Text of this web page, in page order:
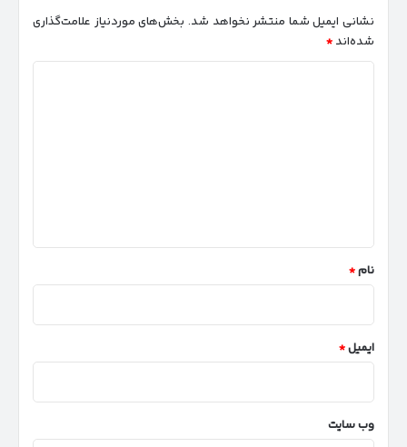
نشانی ایمیل شما منتشر نخواهد شد. بخش‌های موردنیاز علامت‌گذاری
شده‌اند *
نام*
ایمیل*
وب‌ سایت